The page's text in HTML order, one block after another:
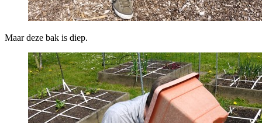
Maar deze bak is diep.